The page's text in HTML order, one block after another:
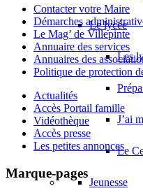
Le lycée
Les
J’ai
Le
Jeunesse
Contacter votre Maire
Démarches
Le Mag’ de Villepinte
Annuaire des services
Annuaires des
Politique de protection
Actualités
Accès Portail famille
Vidéothèque
Accès presse
Les petites annonces
Marque-pages